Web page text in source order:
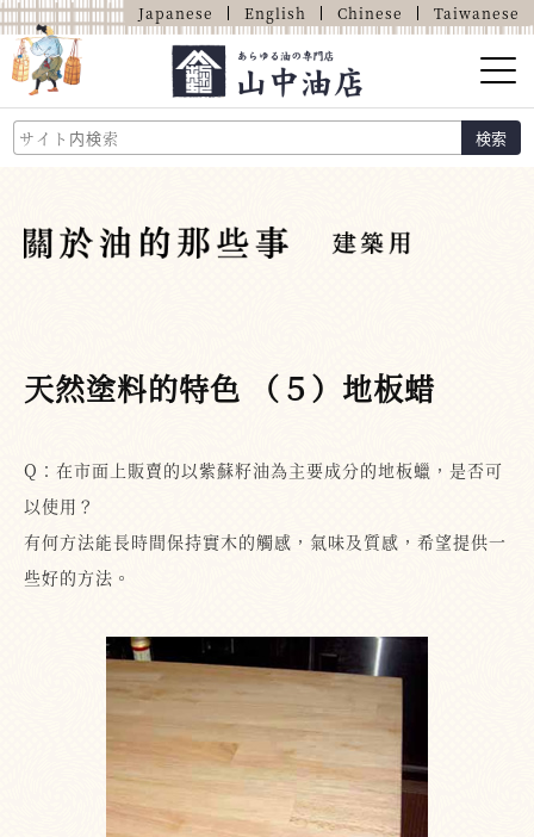
Japanese English Chinese Taiwanese
検索
山中油店的介紹
商品介紹
天然塗料的特色 （５）地板蜡
Q：在市面上販賣的以紫蘇籽油為主要成分的地板蠟，是否可
以使用？
有何方法能長時間保持實木的觸感，氣味及質感，希望提供一
些好的方法。